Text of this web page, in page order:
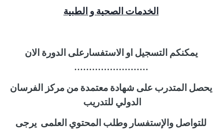
الخدمات الصحية و الطبية
يمكنكم التسجيل او الاستفسارعلى الدورة الان
.........................
يحصل المتدرب على شهادة معتمدة من مركز الفرسان
الدولي للتدريب
للتواصل والإستفسار وطلب المحتوي العلمى
يرجى